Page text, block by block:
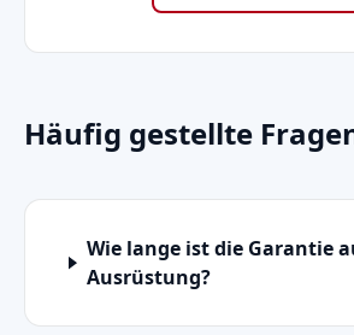
Häufig gestellte
Wie lange ist die Garantie
Ausrüstung?